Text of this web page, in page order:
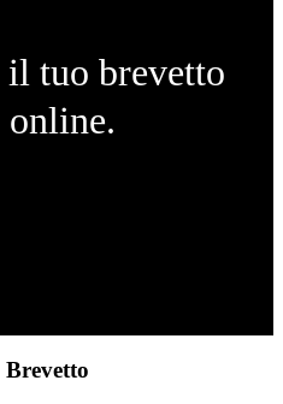
tuo brevetto
online.
Brevetto